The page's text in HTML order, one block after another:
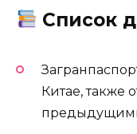
Список
Китае, также